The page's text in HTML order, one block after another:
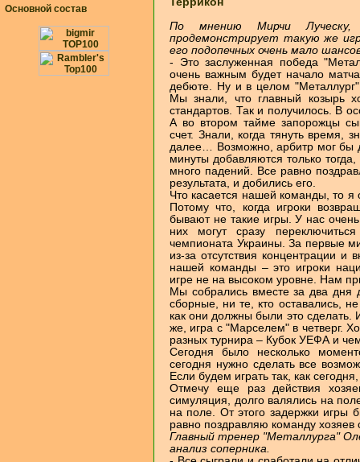
Основной состав
По мнению Мирчи
продемонстрирует такую же
его подопечных очень мало
- Это заслуженная победа
очень важным будет начало
дебюте. Ну и в целом "Металлург"
Мы знали, что главный козырь
стандартов. Так и получилось. В
А во втором тайме запорожцы
счет. Знали, когда тянуть время,
далее… Возможно, арбитр мог бы
минуты добавляются только
много падений. Все равно
результата, и добились его.
Что касается нашей команды, то я
Потому что, когда игроки
бывают не такие игры. У нас
них могут сразу
чемпионата Украины. За первые
из-за отсутствия концентрации
нашей команды – это игроки
игре не на высоком уровне. Нам
Мы собрались вместе за два дня
сборные, ни те, кто оставались,
как они должны были это сделать.
же, игра с "Марселем" в четверг.
разных турнира – Кубок УЕФА и
Сегодня было несколько
сегодня нужно сделать все
Если будем играть так, как
Отмечу еще раз действия
симуляция, долго валялись на
на поле. От этого задержки
равно поздравляю команду хозяев
Главный тренер "Металлурга"
анализ соперника.